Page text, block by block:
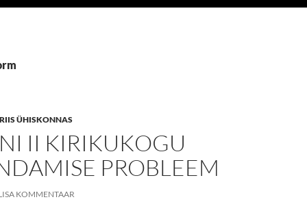
ÜHISKONNAS
II KIRIKUKOGU
PROBLEEM
KOMMENTAAR